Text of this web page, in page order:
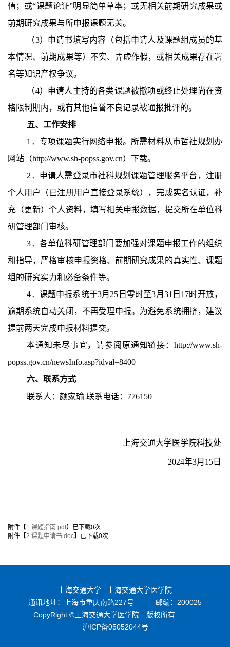
值；或“课题论证”明显简单草率；或无相关前期研究成果或
前期研究成果与所申报课题无关。
（3）申请书填写内容（包括申请人及课题组成员的基
本情况、前期成果等）不实、弄虚作假，或相关成果存在署
名等知识产权争议。
（4）申请人主持的各类课题被撤项或终止处理尚在资
格限制期内，或有其他信誉不良记录被通报批评的。
五、工作安排
1．专项课题实行网络申报。所需材料从市哲社规划办
网站（http://www.sh-popss.gov.cn）下载。
2．申请人需登录市社科规划课题管理服务平台，注册
个人用户（已注册用户直接登录系统），完成实名认证，补
充（更新）个人资料，填写相关申报数据，提交所在单位科
研管理部门审核。
3．各单位科研管理部门要加强对课题申报工作的组织
和指导，严格审核申报资格、前期研究成果的真实性、课题
组的研究实力和必备条件等。
4．课题申报系统于3月25日零时至3月31日17时开放，
逾期系统自动关闭，不再受理申报。为避免系统拥挤，建议
提前两天完成申报材料提交。
本通知未尽事宜，请参阅原通知链接：http://www.sh-
popss.gov.cn/newsInfo.asp?idval=8400
六、联系方式
联系人：颜家瑜 联系电话：776150
上海交通大学医学院科技处
2024年3月15日
附件【1.课题指南.pdf】已下载0次
附件【2.课题申请书.doc】已下载0次
上海交通大学
上海交通大学医学院
通讯地址：上海市重庆南路227号
邮编：200025
CopyRight ©上海交通大学医学院 版权所有
沪ICP备05052044号